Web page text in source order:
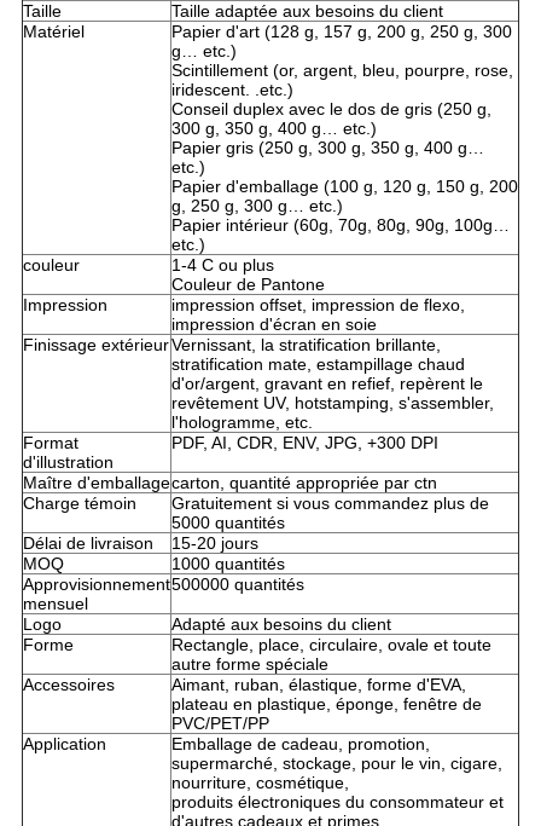
Taille
Taille adaptée aux besoins du client
Matériel
Papier d'art (128 g, 157 g, 200 g, 250 g, 300
g… etc.)
Scintillement (or, argent, bleu, pourpre, rose,
iridescent. .etc.)
Conseil duplex avec le dos de gris (250 g,
300 g, 350 g, 400 g… etc.)
Papier gris (250 g, 300 g, 350 g, 400 g…
etc.)
Papier d'emballage (100 g, 120 g, 150 g, 200
g, 250 g, 300 g… etc.)
Papier intérieur (60g, 70g, 80g, 90g, 100g…
etc.)
couleur
1-4 C ou plus
Couleur de Pantone
Impression
impression offset, impression de flexo,
impression d'écran en soie
Finissage extérieurVernissant, la stratification brillante,
stratification mate, estampillage chaud
d'or/argent, gravant en refief, repèrent le
revêtement UV, hotstamping, s'assembler,
l'hologramme, etc.
Format
d'illustration
PDF, AI, CDR, ENV, JPG, +300 DPI
Maître d'emballagecarton, quantité appropriée par ctn
Charge témoin
Gratuitement si vous commandez plus de
5000 quantités
Délai de livraison
15-20 jours
MOQ
1000 quantités
Approvisionnement
mensuel
500000 quantités
Logo
Adapté aux besoins du client
Forme
Rectangle, place, circulaire, ovale et toute
autre forme spéciale
Accessoires
Aimant, ruban, élastique, forme d'EVA,
plateau en plastique, éponge, fenêtre de
PVC/PET/PP
Application
Emballage de cadeau, promotion,
supermarché, stockage, pour le vin, cigare,
nourriture, cosmétique,
produits électroniques du consommateur et
d'autres cadeaux et primes.